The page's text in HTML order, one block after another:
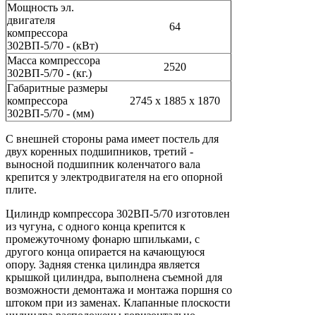
Мощность эл.
двигателя
компрессора
302ВП-5/70 - (кВт)
64
Масса компрессора
302ВП-5/70 - (кг.)
2520
Габаритные размеры
компрессора
302ВП-5/70 - (мм)
2745 х 1885 х 1870
С внешней стороны рама имеет постель для
двух коренных подшипников, третий -
выносной подшипник коленчатого вала
крепится у электродвигателя на его опорной
плите.
Цилиндр компрессора 302ВП-5/70 изготовлен
из чугуна, с одного конца крепится к
промежуточному фонарю шпильками, с
другого конца опирается на качающуюся
опору. Задняя стенка цилиндра является
крышкой цилиндра, выполнена съемной для
возможности демонтажа и монтажа поршня со
штоком при из заменах. Клапанные плоскости